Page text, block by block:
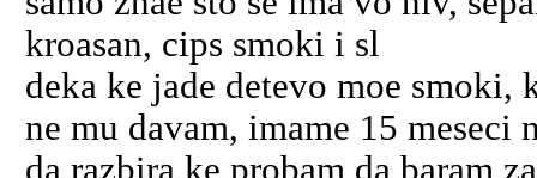
kroasan, cips smoki i sl
deka ke jade detevo moe smoki,
ne mu davam, imame 15 meseci
da razbira ke probam da baram